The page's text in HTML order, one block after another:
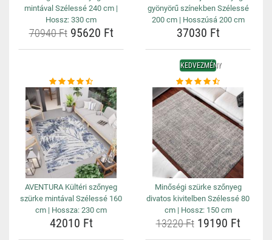
mintával Szélessé 240 cm |
Hossz: 330 cm
70940 Ft95620 Ft
gyönyörű színekben Szélessé
200 cm | Hosszúsá 200 cm
37030 Ft
AVENTURA Kültéri szőnyeg
szürke mintával Szélessé 160
cm | Hossza: 230 cm
42010 Ft
KEDVEZMÉNY
Minőségi szürke szőnyeg
divatos kivitelben Szélessé 80
cm | Hossz: 150 cm
13220 Ft19190 Ft